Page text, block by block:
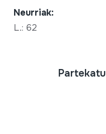
Neurriak:
L.: 62
Partekatu